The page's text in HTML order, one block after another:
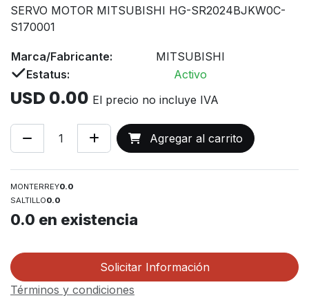
SERVO MOTOR MITSUBISHI HG-SR2024BJKW0C-
S170001
Marca/Fabricante:
MITSUBISHI
Estatus:
Activo
USD 0.00 El precio no incluye IVA
Agregar al carrito
MONTERREY0.0
SALTILLO0.0
0.0 en existencia
Solicitar Información
Términos y condiciones